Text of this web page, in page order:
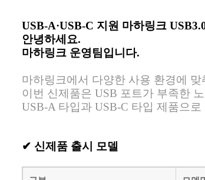
USB-A·USB-C 지원 마하링크
안녕하세요.
마하링크 운영팀입니다.
마하링크에서 다양한 사용 환경에
이번 신제품은 USB 포트가 부족한
USB-A 타입과 USB-C 타입 제품으
✔ 신제품 출시 모델